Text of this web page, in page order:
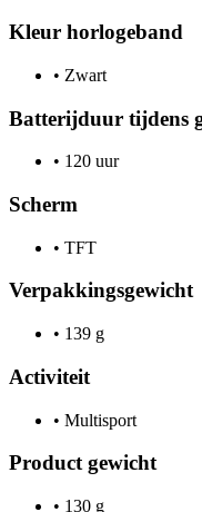
Kleur horlogeband
• Zwart
Batterijduur tijdens
• 120 uur
Scherm
• TFT
Verpakkingsgewicht
• 139 g
Activiteit
• Multisport
Product gewicht
• 130 g